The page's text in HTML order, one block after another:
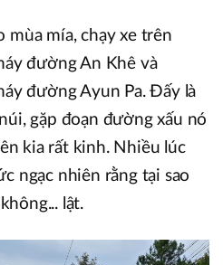
mùa mía, chạy xe trên
đường An Khê và
đường Ayun Pa. Đấy là
gặp đoạn đường xấu nó
kia rất kinh. Nhiều lúc
ngạc nhiên rằng tại sao
lật.